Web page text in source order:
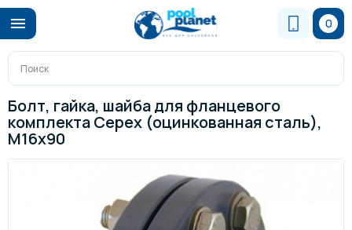
0
Болт, гайка, шайба для фланцевого
комплекта Cepex (оцинкованная сталь),
М16х90